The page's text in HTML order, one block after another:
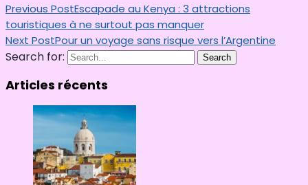
Previous PostEscapade au Kenya : 3 attractions
touristiques à ne surtout pas manquer
Next PostPour un voyage sans risque vers l’Argentine
Search for: Search
Articles récents